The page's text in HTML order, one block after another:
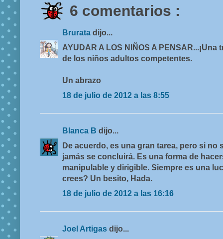
6 comentarios :
Brurata dijo...
AYUDAR A LOS NIÑOS A
de los niños adultos competentes.
Un abrazo
18 de julio de 2012 a las 8:55
Blanca B dijo...
De acuerdo, es una gran tarea, pero si no
jamás se concluirá. Es una forma de
manipulable y dirigible. Siempre es una
crees? Un besito, Hada.
18 de julio de 2012 a las 16:16
Joel Artigas dijo...